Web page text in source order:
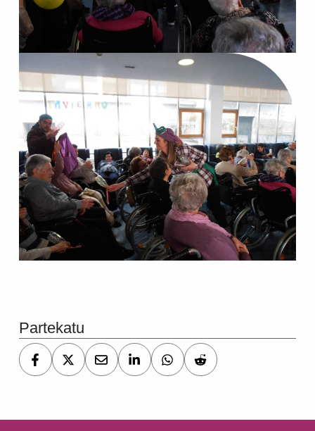
Partekatu
Bidalketetan zehar nabigatu